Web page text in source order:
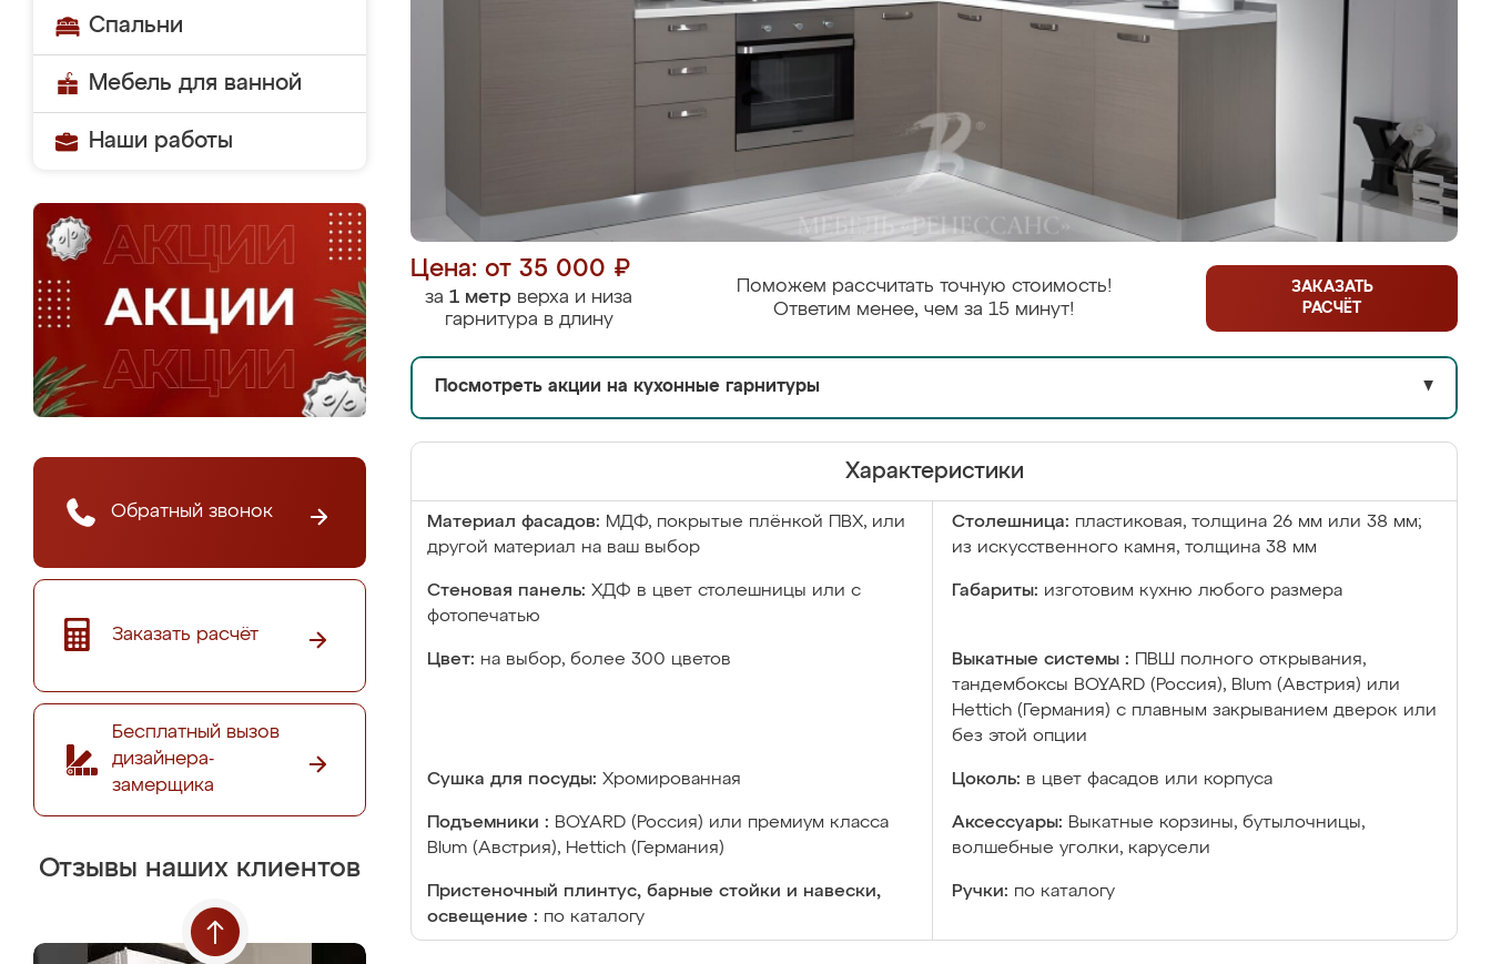
Спальни
Мебель для ванной
Наши работы
Обратный звонок
Заказать расчёт
Бесплатный вызов
дизайнера-
замерщика
Отзывы наших клиентов
Цена: от 35 000 ₽
за 1 метр верха и низа
гарнитура в длину
Поможем рассчитать точную стоимость!
Ответим менее, чем за 15 минут!
ЗАКАЗАТЬ
РАСЧЁТ
Посмотреть акции на кухонные гарнитуры ▼
Характеристики
Материал фасадов: МДФ, покрытые плёнкой ПВХ, или
другой материал на ваш выбор
Столешница: пластиковая, толщина 26 мм или 38 мм;
из искусственного камня, толщина 38 мм
Стеновая панель: ХДФ в цвет столешницы или с
фотопечатью
Габариты: изготовим кухню любого размера
Цвет: на выбор, более 300 цветов Выкатные системы :
ПВШ полного открывания,
тандембоксы BOYARD (Россия), Blum (Австрия) или
Hettich (Германия) с плавным закрыванием дверок или
без этой опции
Сушка для посуды: Хромированная Цоколь: в цвет фасадов или корпуса
Подъемники : BOYARD (Россия) или премиум класса
Blum (Австрия), Hettich (Германия)
Аксессуары: Выкатные корзины, бутылочницы,
волшебные уголки, карусели
Пристеночный плинтус, барные стойки и навески,
освещение : по каталогу
Ручки: по каталогу